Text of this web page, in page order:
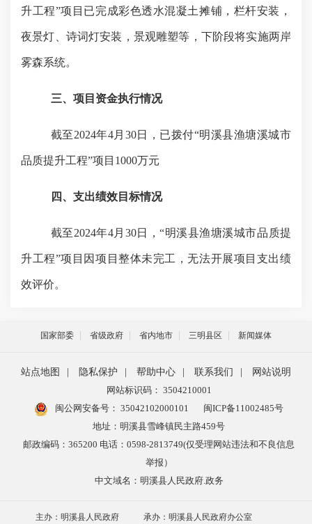
升工程”项目已完成彩色透水混凝土摊铺，栏杆安装，
夜景灯、诗词灯安装，景观雕塑等，下阶段将实施两岸
雾森系统。
三、项目资金执行情况
截至2024年4月30日，已拨付“明溪县渔塘溪城市
品质提升工程”项目1000万元
四、支出绩效目标情况
截至2024年4月30日，“明溪县渔塘溪城市品质提
升工程”项目因项目整体未完工，无法开展项目支出绩
效评价。
国家部委 省级政府 省内地市 三明县区 新闻媒体
站点地图 隐私保护 帮助中心 联系我们
网站说明
网站标识码： 3504210001
闽公网安备号： 35042102000101
闽ICP备11002485号
地址：明溪县雪峰镇民主路459号
邮政编码：365200 电话：0598-2813749(仅受理网站违法和不良信息
举报）
中文域名：明溪县人民政府.政务
主办：明溪县人民政府 承办：明溪县人民政府办公室